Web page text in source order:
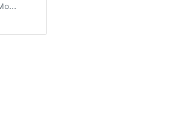
Geändert vor 5 Monaten von Chantal Josten.